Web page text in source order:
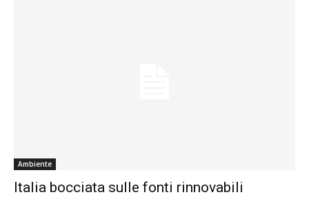
Ambiente
Italia bocciata sulle fonti rinnovabili